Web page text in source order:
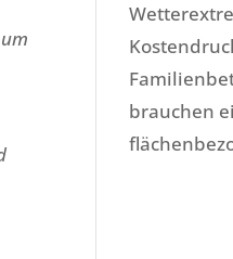
brauchen